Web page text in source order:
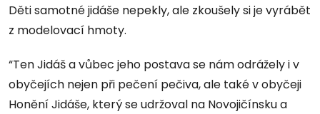
Děti samotné jidáše nepekly, ale zkoušely si je vyrábět
z modelovací hmoty.
“Ten Jidáš a vůbec jeho postava se nám odrážely i v
obyčejích nejen při pečení pečiva, ale také v obyčeji
Honění Jidáše, který se udržoval na Novojičínsku a